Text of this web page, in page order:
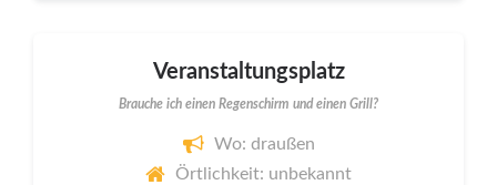
Veranstaltungsplatz
Brauche ich einen Regenschirm und einen Grill?
Wo: draußen
Örtlichkeit: unbekannt